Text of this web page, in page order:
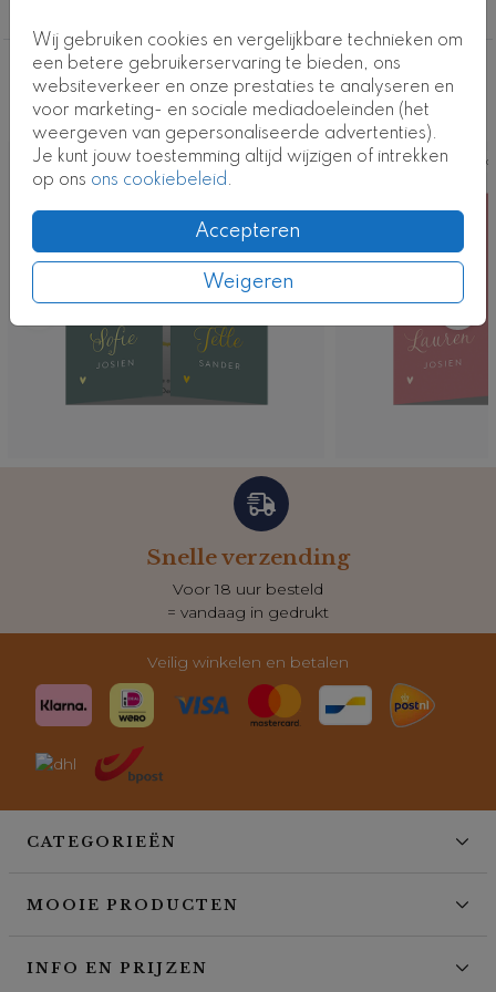
Wij gebruiken cookies en vergelijkbare technieken om
een betere gebruikerservaring te bieden, ons
websiteverkeer en onze prestaties te analyseren en
voor marketing- en sociale mediadoeleinden (het
weergeven van gepersonaliseerde advertenties).
Je kunt jouw toestemming altijd wijzigen of intrekken
op ons ons cookiebeleid.
Accepteren
Weigeren
De geboortedetails van beide kinderen staan op de
binnenkanten van de flappen, mooi verdeeld per
kindje. De kaart is volledig aan te passen in onze
online editor – van silhouetten en lettertypes tot
kleuren en folieopties.
Meer tweeling geboortekaartjes die vanuit het
midden open gaan vind jehier.
Kaartcode: TW-0644-jj2
Deze ontwerpen vind je misschien ook
leuk
Kaart
Snelle verzending
Voor 18 uur besteld
= vandaag in gedrukt
Veilig winkelen en betalen
CATEGORIEËN
MOOIE PRODUCTEN
INFO EN PRIJZEN